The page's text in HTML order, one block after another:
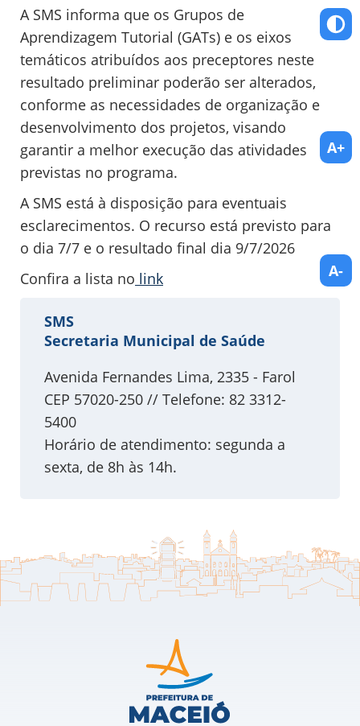
A SMS informa que os Grupos de
Aprendizagem Tutorial (GATs) e os eixos
temáticos atribuídos aos preceptores neste
resultado preliminar poderão ser alterados,
conforme as necessidades de organização e
desenvolvimento dos projetos, visando
garantir a melhor execução das atividades
previstas no programa.
A SMS está à disposição para eventuais
esclarecimentos. O recurso está previsto para
o dia 7/7 e o resultado final dia 9/7/2026
Confira a lista no link
SMS
Secretaria Municipal de Saúde
Avenida Fernandes Lima, 2335 - Farol
CEP 57020-250 // Telefone: 82 3312-
5400
Horário de atendimento: segunda a
sexta, de 8h às 14h.
A+
A-